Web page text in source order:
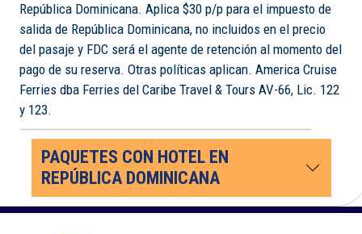
República Dominicana. Aplica $30 p/p para el impuesto de
salida de República Dominicana, no incluidos en el precio
del pasaje y FDC será el agente de retención al momento del
pago de su reserva. Otras políticas aplican. America Cruise
Ferries dba Ferries del Caribe Travel & Tours AV-66, Lic. 122
y 123.
PAQUETES CON HOTEL EN
REPÚBLICA DOMINICANA